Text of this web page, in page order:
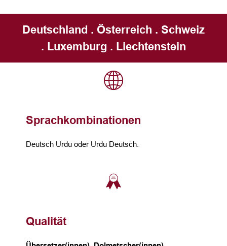
Deutschland . Österreich . Schweiz
. Luxemburg . Liechtenstein
Sprachkombinationen
Deutsch Urdu oder Urdu Deutsch.
Qualität